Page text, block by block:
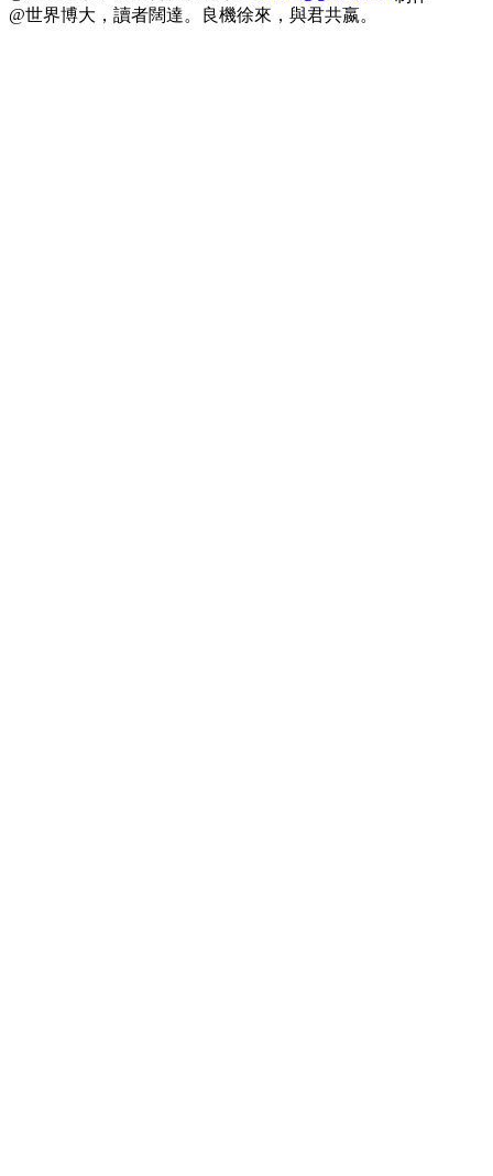
@世界博大，讀者闊達。良機徐來，與君共嬴。